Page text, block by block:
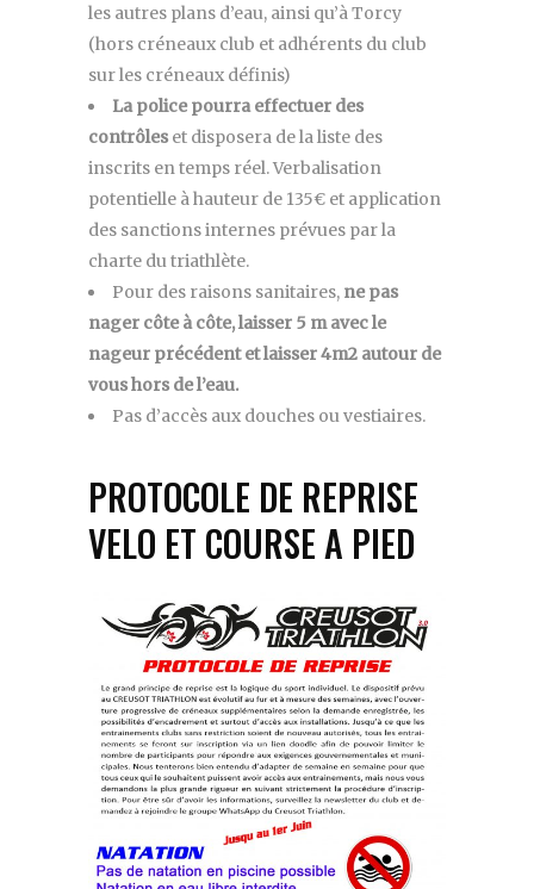
les autres plans d’eau, ainsi qu’à Torcy
(hors créneaux club et adhérents du club
sur les créneaux définis)
La police pourra effectuer des
contrôleset disposera de la liste des
inscrits en temps réel. Verbalisation
potentielle à hauteur de 135€ et application
des sanctions internes prévues par la
charte du triathlète.
Pour des raisons sanitaires, ne pas
nager côte à côte, laisser 5 m avec le
nageur précédent et laisser 4m2 autour de
vous hors de l’eau.
Pas d’accès aux douches ou vestiaires.
PROTOCOLE DE REPRISE
VELO ET COURSE A PIED